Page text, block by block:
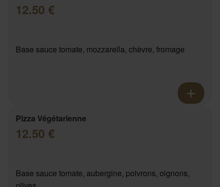
12.50 €
Base sauce tomate, mozzarella, chèvre, fromage
Pizza Végétarienne
12.50 €
Base sauce tomate, aubergine, poivrons, oignons,